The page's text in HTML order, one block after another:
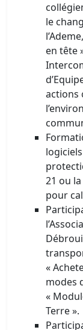
le
en tête
actions
21 ou
pour
«
modes
«
Terre ».